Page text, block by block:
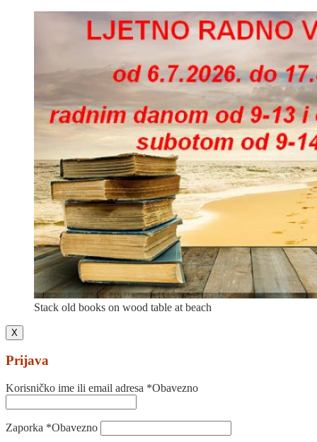
Stack old books on wood table at beach
X
Prijava
Korisničko ime ili email adresa *Obavezno
Zaporka *Obavezno